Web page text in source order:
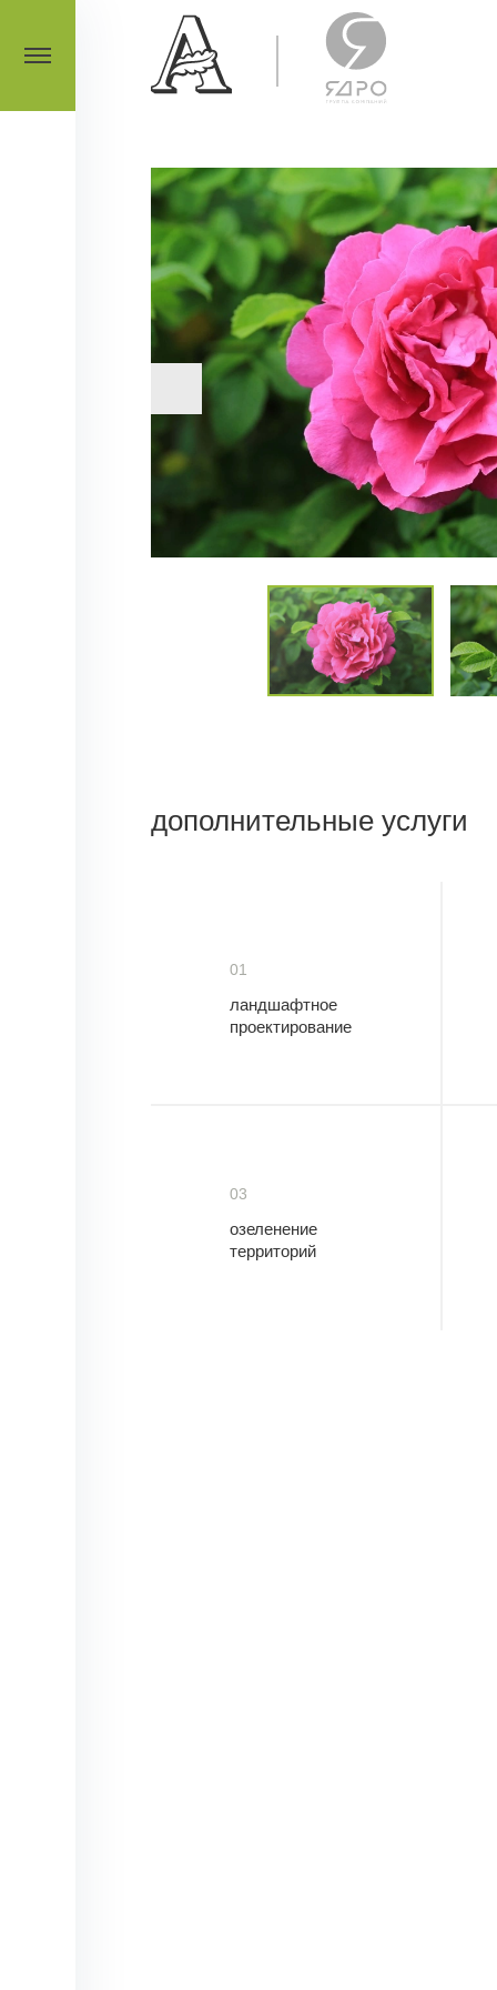
дополнительные услуги
01
ландшафтное
проектирование
03
озеленение
территорий